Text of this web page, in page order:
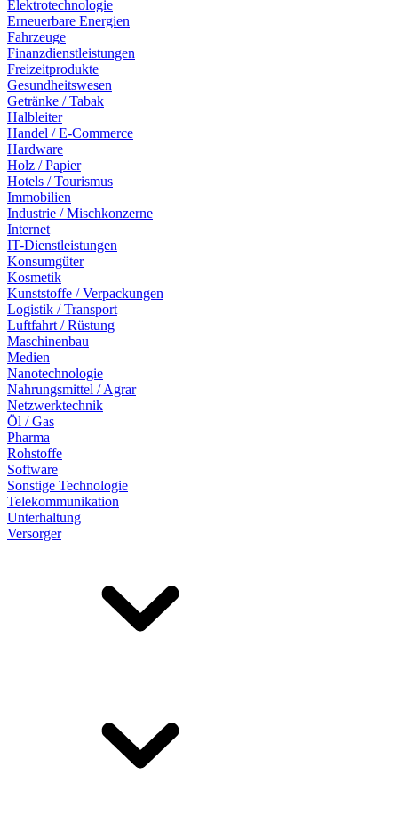
Elektrotechnologie
Erneuerbare Energien
Fahrzeuge
Finanzdienstleistungen
Freizeitprodukte
Gesundheitswesen
Getränke / Tabak
Halbleiter
Handel / E-Commerce
Hardware
Holz / Papier
Hotels / Tourismus
Immobilien
Industrie / Mischkonzerne
Internet
IT-Dienstleistungen
Konsumgüter
Kosmetik
Kunststoffe / Verpackungen
Logistik / Transport
Luftfahrt / Rüstung
Maschinenbau
Medien
Nanotechnologie
Nahrungsmittel / Agrar
Netzwerktechnik
Öl / Gas
Pharma
Rohstoffe
Software
Sonstige Technologie
Telekommunikation
Unterhaltung
Versorger